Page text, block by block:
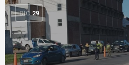
DIC 29